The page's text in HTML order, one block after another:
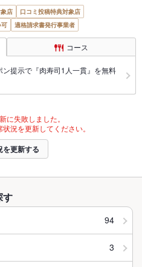
店
口コミ投稿特典対象店
可 適格請求書発行事業者
コース
提示で『肉寿司1人一貫』を無料
に失敗しました。
況を更新してください。
を更新する
す
94
3